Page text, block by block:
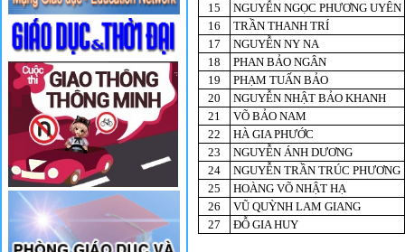
15
NGUYỄN NGỌC PHƯƠNG UYÊN
16
TRẦN THANH TRÍ
17
NGUYỄN NY NA
18
PHAN BẢO NGÂN
19
PHẠM TUẤN BẢO
20
NGUYỄN NHẬT BẢO KHANH
21
VÕ BẢO NAM
22
HÀ GIA PHƯỚC
23
NGUYỄN ÁNH DƯƠNG
24
NGUYỄN TRẦN TRÚC PHƯƠNG
25
HOÀNG VÕ NHẬT HẠ
26
VŨ QUỲNH LAM GIANG
27
ĐỖ GIA HUY